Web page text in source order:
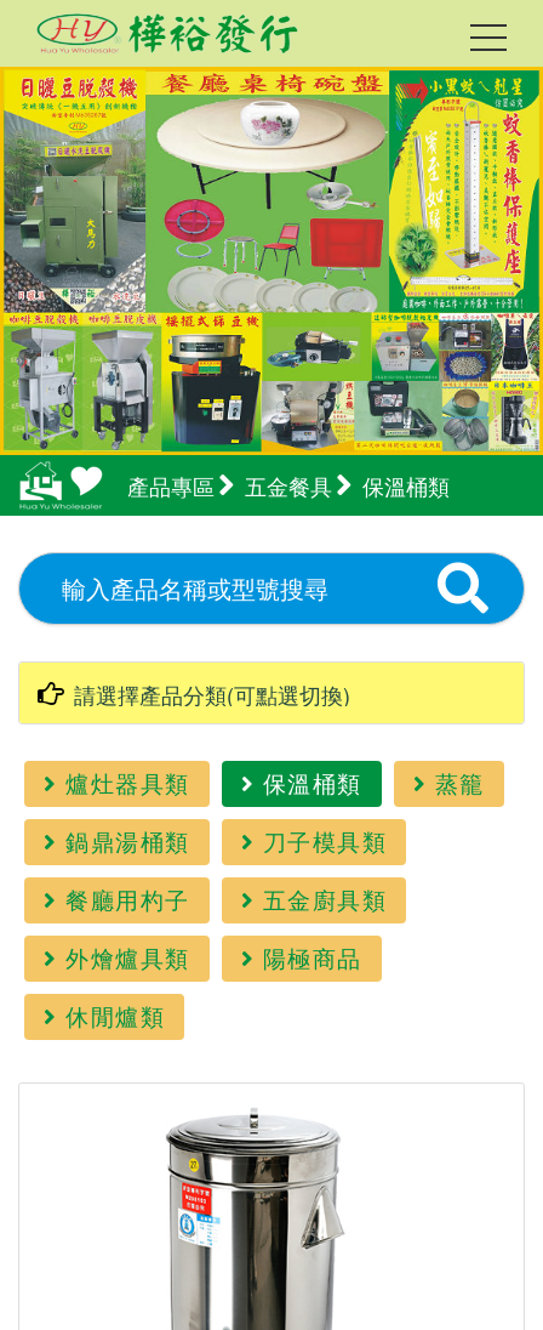
產品專區 五金餐具 保溫桶類
爐灶器具類 保溫桶類
蒸籠
鍋鼎湯桶類
刀子模具類
餐廳用杓子
五金廚具類
外燴爐具類
陽極商品
休閒爐類